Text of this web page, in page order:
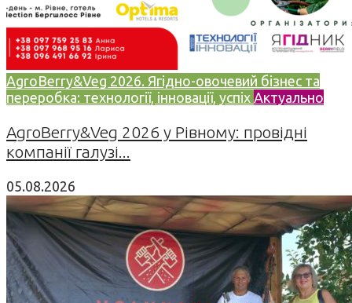
AgroBerry&Veg 2026. Ягідно-овочевий бізнес та
переробка: технології, інновації, успіх Актуально
AgroBerry&Veg 2026 у Рівному: провідні
компанії галузі...
05.08.2026